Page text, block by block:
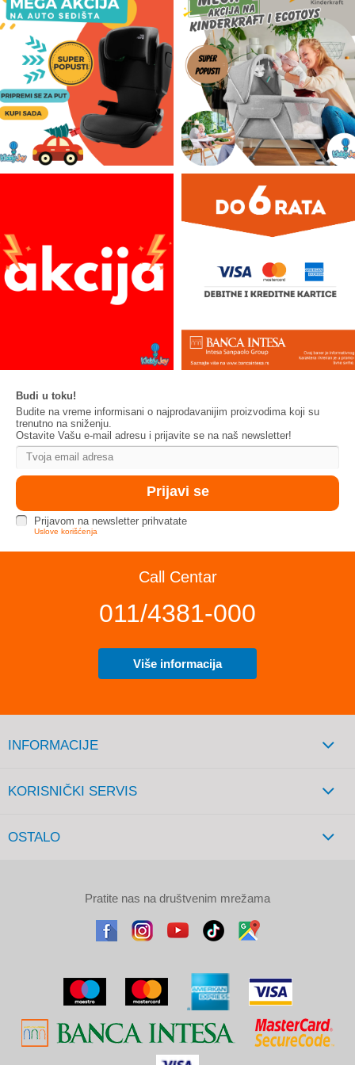
Budi u toku!
Budite na vreme informisani o najprodavanijim proizvodima koji su
trenutno na sniženju.
Ostavite Vašu e-mail adresu i prijavite se na naš newsletter!
Prijavom na newsletter prihvatate
Uslove korišćenja
Call Centar
011/4381-000
Više informacija
INFORMACIJE
KORISNIČKI SERVIS
OSTALO
Pratite nas na društvenim mrežama